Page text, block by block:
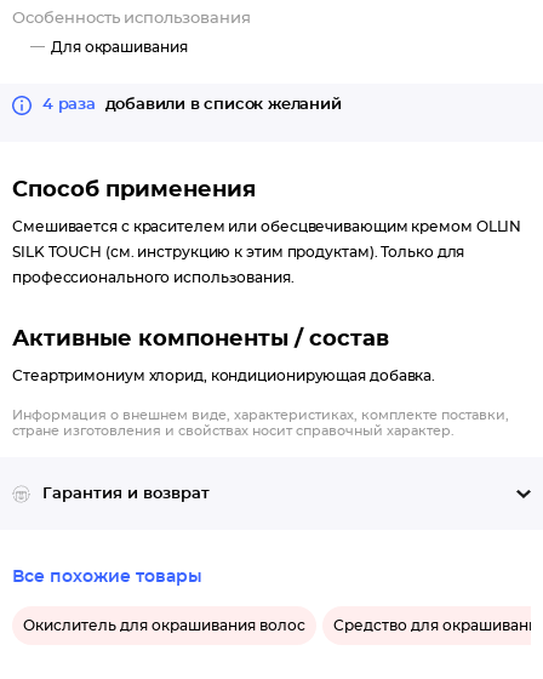
Особенность использования
Для окрашивания
4 раза добавили в список желаний
Способ применения
Смешивается с красителем или обесцвечивающим кремом OLLIN
SILK TOUCH (см. инструкцию к этим продуктам). Только для
профессионального использования.
Активные компоненты / состав
Стеартримониум хлорид, кондиционирующая добавка.
Информация о внешнем виде, характеристиках, комплекте поставки,
стране изготовления и свойствах носит справочный характер.
Гарантия и возврат
Все похожие товары
Окислитель для окрашивания волос Средство для